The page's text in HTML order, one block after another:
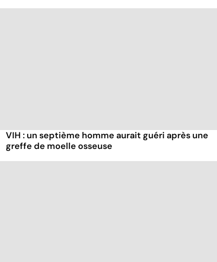
VIH : un septième homme aurait guéri après une
greffe de moelle osseuse